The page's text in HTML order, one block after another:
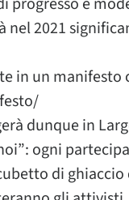
2021
in un manifesto
dunque in
ogni
di